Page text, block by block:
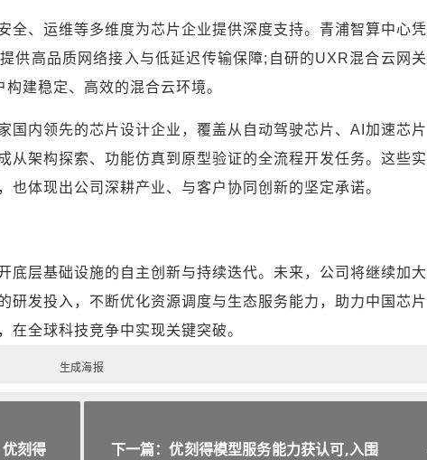
全、运维等多维度为芯片企业提供深度支持。青浦智算中心凭
供高品质网络接入与低延迟传输保障;自研的UXR混合云网关
建稳定、高效的混合云环境。
国内领先的芯片设计企业，覆盖从自动驾驶芯片、AI加速芯片
从架构探索、功能仿真到原型验证的全流程开发任务。这些实
也体现出公司深耕产业、与客户协同创新的坚定承诺。
底层基础设施的自主创新与持续迭代。未来，公司将继续加大
研发投入，不断优化资源调度与生态服务能力，助力中国芯片
在全球科技竞争中实现关键突破。
生成海报
刻得 下一篇：优刻得模型服务能力获认可,入围